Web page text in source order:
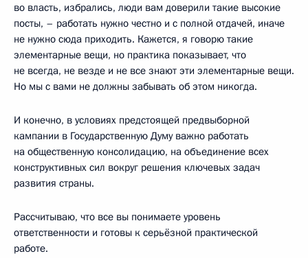
во власть, избрались, люди вам доверили такие высокие
посты, – работать нужно честно и с полной отдачей, иначе
не нужно сюда приходить. Кажется, я говорю такие
элементарные вещи, но практика показывает, что
не всегда, не везде и не все знают эти элементарные вещи.
Но мы с вами не должны забывать об этом никогда.
И конечно, в условиях предстоящей предвыборной
кампании в Государственную Думу важно работать
на общественную консолидацию, на объединение всех
конструктивных сил вокруг решения ключевых задач
развития страны.
Рассчитываю, что все вы понимаете уровень
ответственности и готовы к серьёзной практической
работе.